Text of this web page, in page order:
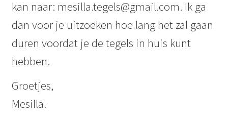
kan naar: mesilla.tegels@gmail.com. Ik ga
dan voor je uitzoeken hoe lang het zal gaan
duren voordat je de tegels in huis kunt
hebben.
Groetjes,
Mesilla.